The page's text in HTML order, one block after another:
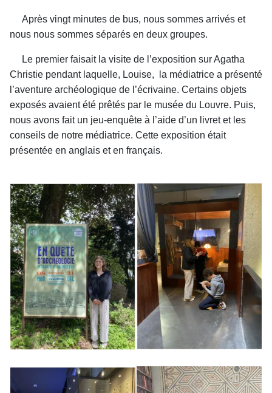
Après vingt minutes de bus, nous sommes arrivés et
nous nous sommes séparés en deux groupes.
Le premier faisait la visite de l’exposition sur Agatha
Christie pendant laquelle, Louise, la médiatrice a présenté
l’aventure archéologique de l’écrivaine. Certains objets
exposés avaient été prêtés par le musée du Louvre. Puis,
nous avons fait un jeu-enquête à l’aide d’un livret et les
conseils de notre médiatrice. Cette exposition était
présentée en anglais et en français.